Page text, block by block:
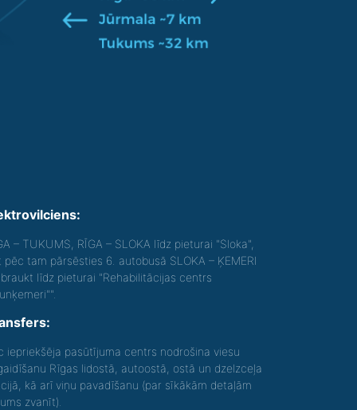
– TUKUMS, RĪGA – SLOKA līdz pieturai "Sloka",
pēc tam pārsēsties 6. autobusā SLOKA – ĶEMERI
līdz pieturai "Rehabilitācijas centrs
iepriekšēja pasūtījuma centrs nodrošina viesu
Rīgas lidostā, autoostā, ostā un dzelzceļa
kā arī viņu pavadīšanu (par sīkākām detaļām
zvanīt).